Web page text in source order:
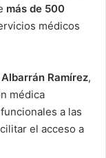
más de 500
médicos
Ramírez,
médica
a las
el acceso a